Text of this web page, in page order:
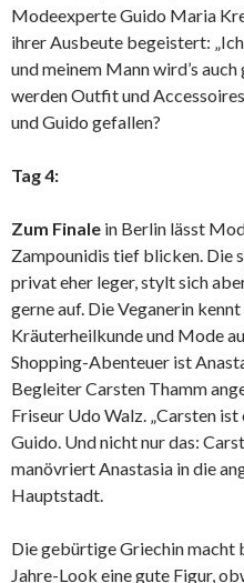
Modeexperte Guido Maria
ihrer Ausbeute begeistert:
und meinem Mann wird’s
werden Outfit und
und Guido gefallen?
Tag 4:
Zum Finale in Berlin lässt
Zampounidis tief blicken. Die
privat eher leger, stylt sich
gerne auf. Die Veganerin
Kräuterheilkunde und Mode
Shopping-Abenteuer ist
Begleiter Carsten Thamm
Friseur Udo Walz. „Carsten ist
Guido. Und nicht nur das:
manövriert Anastasia in die
Hauptstadt.
Die gebürtige Griechin macht
Jahre-Look eine gute Figur,